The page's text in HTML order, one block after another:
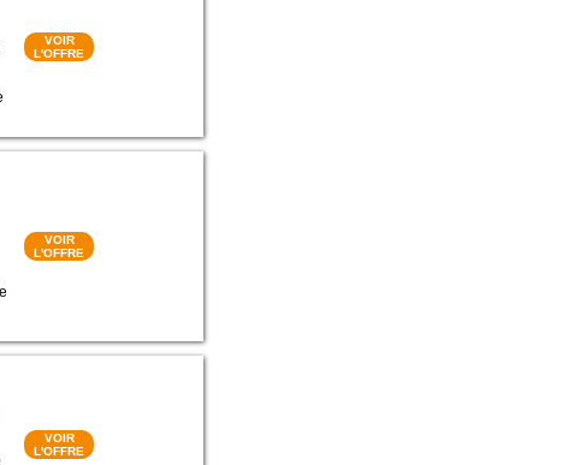
VOIR
L'OFFRE
VOIR
L'OFFRE
VOIR
L'OFFRE